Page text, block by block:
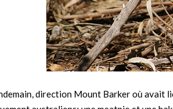
direction Mount Barker où avait